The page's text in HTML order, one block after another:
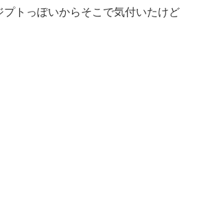
プトっぽいからそこで気付いたけど